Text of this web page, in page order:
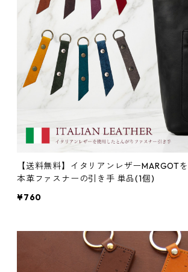
【送料無料】イタリアンレザーMARGOT
本革ファスナーの引き手 単品(1個)
¥760